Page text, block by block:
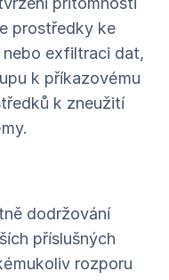
prostředky ke
exfiltraci dat,
k příkazovému
k zneužití
dodržování
příslušných
rozporu